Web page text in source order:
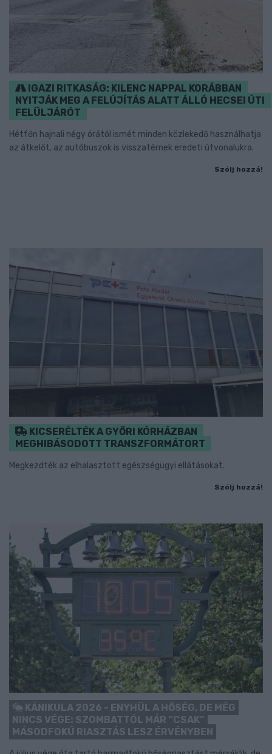
IGAZI RITKASÁG: KILENC NAPPAL KORÁBBAN
NYITJÁK MEG A FELÚJÍTÁS ALATT ÁLLÓ HECSEI ÚTI
FELÜLJÁRÓT
Hétfőn hajnali négy órától ismét minden közlekedő használhatja
az átkelőt, az autóbuszok is visszatérnek eredeti útvonalukra.
Szólj hozzá!
KICSERÉLTÉK A GYŐRI KÓRHÁZBAN
MEGHIBÁSODOTT TRANSZFORMÁTORT
Megkezdték az elhalasztott egészségügyi ellátásokat.
Szólj hozzá!
KÁNIKULA 2026 - ENYHÜL A HŐSÉG, DE MÉG
NINCS VÉGE: SZOMBATTÓL MÁR “CSAK”
MÁSODFOKÚ RIASZTÁS LESZ ÉRVÉNYBEN